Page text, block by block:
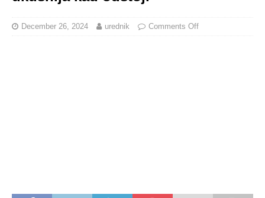
December 26, 2024 urednik Comments Off